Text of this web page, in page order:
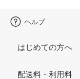
ヘルプ
はじめての方へ
配送料・利用料